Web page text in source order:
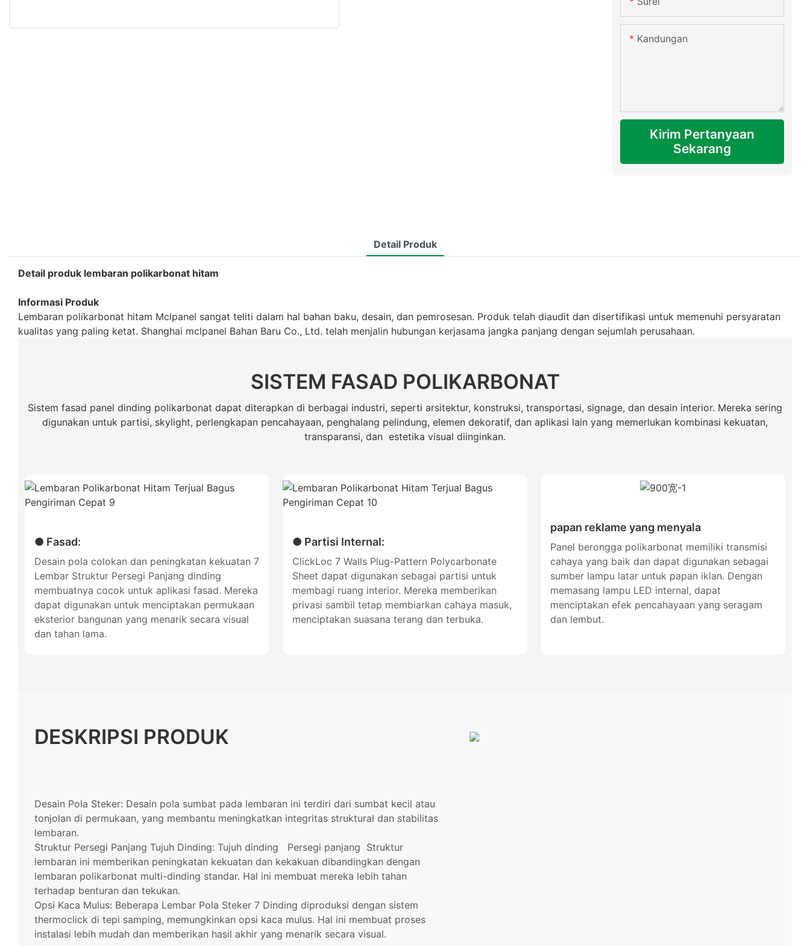
Kandungan
Kirim Pertanyaan
Sekarang
Detail Produk
Detail produk lembaran polikarbonat hitam
Informasi Produk
Lembaran polikarbonat hitam Mclpanel sangat teliti dalam hal bahan baku, desain, dan pemrosesan. Produk telah diaudit dan disertifikasi untuk memenuhi persyaratan
kualitas yang paling ketat. Shanghai mclpanel Bahan Baru Co., Ltd. telah menjalin hubungan kerjasama jangka panjang dengan sejumlah perusahaan.
SISTEM FASAD POLIKARBONAT
Sistem fasad panel dinding polikarbonat dapat diterapkan di berbagai industri, seperti arsitektur, konstruksi, transportasi, signage, dan desain interior. Mereka sering
digunakan untuk partisi, skylight, perlengkapan pencahayaan, penghalang pelindung, elemen dekoratif, dan aplikasi lain yang memerlukan kombinasi kekuatan,
transparansi, dan estetika visual diinginkan.
● Fasad:
Desain pola colokan dan peningkatan kekuatan 7
Lembar Struktur Persegi Panjang dinding
membuatnya cocok untuk aplikasi fasad. Mereka
dapat digunakan untuk menciptakan permukaan
eksterior bangunan yang menarik secara visual
dan tahan lama.
● Partisi Internal:
ClickLoc 7 Walls Plug-Pattern Polycarbonate
Sheet dapat digunakan sebagai partisi untuk
membagi ruang interior. Mereka memberikan
privasi sambil tetap membiarkan cahaya masuk,
menciptakan suasana terang dan terbuka.
papan reklame yang menyala
Panel berongga polikarbonat memiliki transmisi
cahaya yang baik dan dapat digunakan sebagai
sumber lampu latar untuk papan iklan. Dengan
memasang lampu LED internal, dapat
menciptakan efek pencahayaan yang seragam
dan lembut.
DESKRIPSI PRODUK
Desain Pola Steker: Desain pola sumbat pada lembaran ini terdiri dari sumbat kecil atau
tonjolan di permukaan, yang membantu meningkatkan integritas struktural dan stabilitas
lembaran.
Struktur Persegi Panjang Tujuh Dinding: Tujuh dinding
Persegi panjang Struktur
lembaran ini memberikan peningkatan kekuatan dan kekakuan dibandingkan dengan
lembaran polikarbonat multi-dinding standar. Hal ini membuat mereka lebih tahan
terhadap benturan dan tekukan.
Opsi Kaca Mulus: Beberapa Lembar Pola Steker 7 Dinding diproduksi dengan sistem
thermoclick di tepi samping, memungkinkan opsi kaca mulus. Hal ini membuat proses
instalasi lebih mudah dan memberikan hasil akhir yang menarik secara visual.